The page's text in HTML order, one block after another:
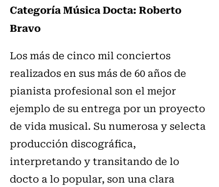
Categoría Música Docta: Roberto
Bravo
Los más de cinco mil conciertos
realizados en sus más de 60 años de
pianista profesional son el mejor
ejemplo de su entrega por un proyecto
de vida musical. Su numerosa y selecta
producción discográfica,
interpretando y transitando de lo
docto a lo popular, son una clara